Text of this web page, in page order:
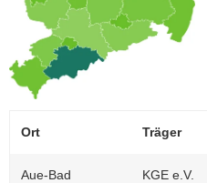
Ort Träger
Aue-Bad
KGE e.V.